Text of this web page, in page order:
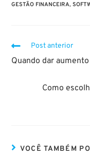
GESTÃO FINANCEIRA,
Post anterior
Quando dar
Como
VOCÊ TAMBÉM